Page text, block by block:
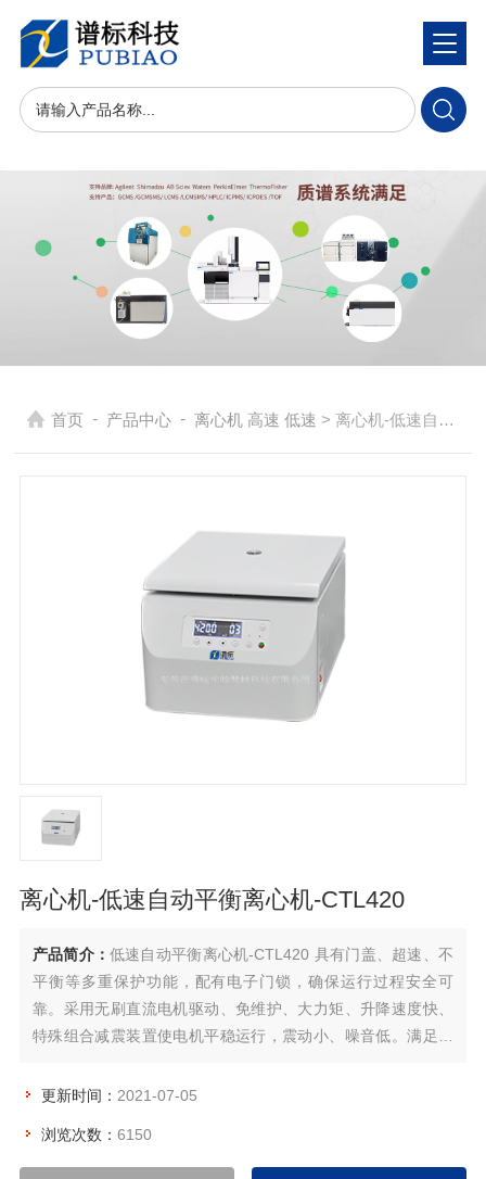
首页 - 产品中心 - 离心机 高速 低速 > 离心机-低速自动平衡离心机-CTL420
离心机-低速自动平衡离心机-CTL420
产品简介： 低速自动平衡离心机-CTL420 具有门盖、超速、不
平衡等多重保护功能，配有电子门锁，确保运行过程安全可
靠。采用无刷直流电机驱动、免维护、大力矩、升降速度快、
特殊组合减震装置使电机平稳运行，震动小、噪音低。满足临
锈钢水平转子，配备多种容量不锈钢管架、更换方便。
更新时间： 2021-07-05
浏览次数： 6150